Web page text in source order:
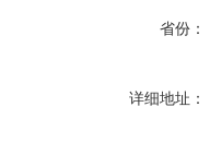
省份：
详细地址：